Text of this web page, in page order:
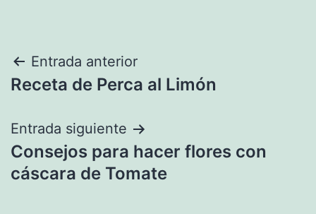
Navegación
de
entradas
Entrada anterior
Receta de Perca al Limón
Entrada siguiente
Consejos para hacer flores con
cáscara de Tomate